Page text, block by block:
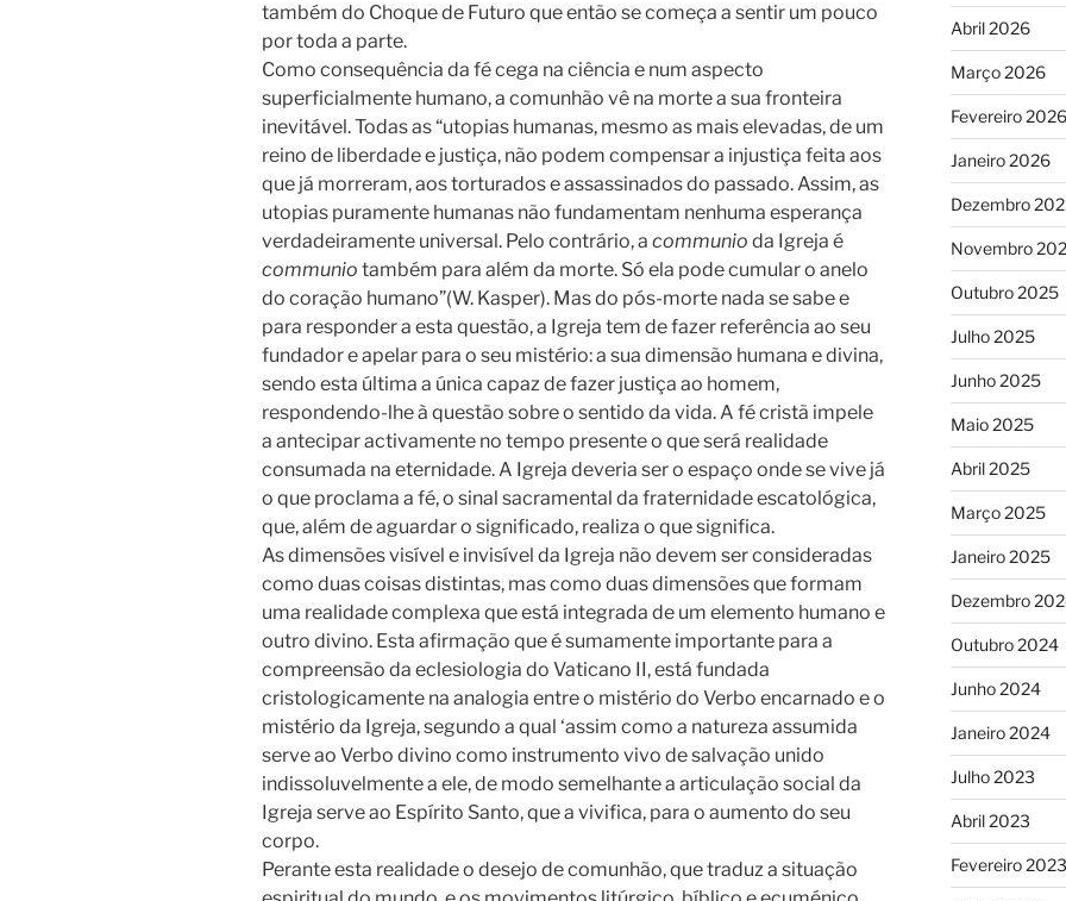
também do Choque de Futuro que então se começa a sentir um pouco
por toda a parte.
Como consequência da fé cega na ciência e num aspecto
superficialmente humano, a comunhão vê na morte a sua fronteira
inevitável. Todas as “utopias humanas, mesmo as mais elevadas, de um
reino de liberdade e justiça, não podem compensar a injustiça feita aos
que já morreram, aos torturados e assassinados do passado. Assim, as
utopias puramente humanas não fundamentam nenhuma esperança
verdadeiramente universal. Pelo contrário, a communio da Igreja é
communio também para além da morte. Só ela pode cumular o anelo
do coração humano”(W. Kasper). Mas do pós-morte nada se sabe e
para responder a esta questão, a Igreja tem de fazer referência ao seu
fundador e apelar para o seu mistério: a sua dimensão humana e divina,
sendo esta última a única capaz de fazer justiça ao homem,
respondendo-lhe à questão sobre o sentido da vida. A fé cristã impele
a antecipar activamente no tempo presente o que será realidade
consumada na eternidade. A Igreja deveria ser o espaço onde se vive já
o que proclama a fé, o sinal sacramental da fraternidade escatológica,
que, além de aguardar o significado, realiza o que significa.
As dimensões visível e invisível da Igreja não devem ser consideradas
como duas coisas distintas, mas como duas dimensões que formam
uma realidade complexa que está integrada de um elemento humano e
outro divino. Esta afirmação que é sumamente importante para a
compreensão da eclesiologia do Vaticano II, está fundada
cristologicamente na analogia entre o mistério do Verbo encarnado e o
mistério da Igreja, segundo a qual ‘assim como a natureza assumida
serve ao Verbo divino como instrumento vivo de salvação unido
indissoluvelmente a ele, de modo semelhante a articulação social da
Igreja serve ao Espírito Santo, que a vivifica, para o aumento do seu
corpo.
Perante esta realidade o desejo de comunhão, que traduz a situação
Abril 2026
Março 2026
Fevereiro 2026
Janeiro 2026
Dezembro
Novembro
Outubro 2025
Julho 2025
Junho 2025
Maio 2025
Abril 2025
Março 2025
Janeiro 2025
Dezembro
Outubro 2024
Junho 2024
Janeiro 2024
Julho 2023
Abril 2023
Fevereiro 2023